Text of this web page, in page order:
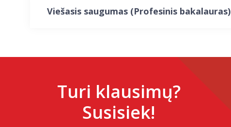
Viešasis saugumas (Profesinis bakalauras)
Turi klausimų?
Susisiek!